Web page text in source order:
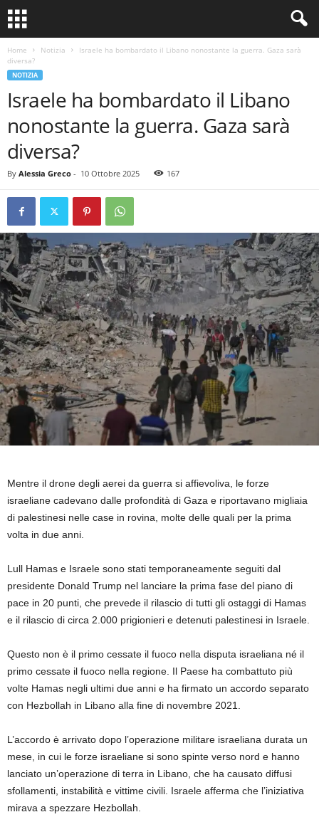
Home Notizia
Israele ha bombardato il Libano nonostante la guerra. Gaza sarà
diversa?
NOTIZIA
Israele ha bombardato il Libano
nonostante la guerra. Gaza sarà
diversa?
By Alessia Greco - 10 Ottobre 2025 167
Mentre il drone degli aerei da guerra si affievoliva, le forze
israeliane cadevano dalle profondità di Gaza e riportavano migliaia
di palestinesi nelle case in rovina, molte delle quali per la prima
volta in due anni.
Lull Hamas e Israele sono stati temporaneamente seguiti dal
presidente Donald Trump nel lanciare la prima fase del piano di
pace in 20 punti, che prevede il rilascio di tutti gli ostaggi di Hamas
e il rilascio di circa 2.000 prigionieri e detenuti palestinesi in Israele.
Questo non è il primo cessate il fuoco nella disputa israeliana né il
primo cessate il fuoco nella regione. Il Paese ha combattuto più
volte Hamas negli ultimi due anni e ha firmato un accordo separato
con Hezbollah in Libano alla fine di novembre 2021.
L’accordo è arrivato dopo l’operazione militare israeliana durata un
mese, in cui le forze israeliane si sono spinte verso nord e hanno
lanciato un’operazione di terra in Libano, che ha causato diffusi
sfollamenti, instabilità e vittime civili. Israele afferma che l’iniziativa
mirava a spezzare Hezbollah.